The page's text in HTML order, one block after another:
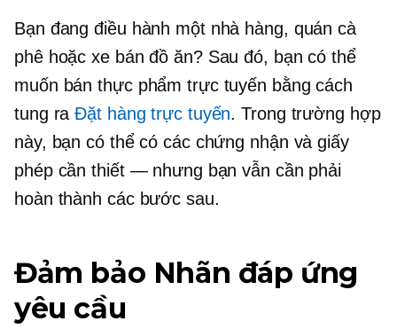
Bạn đang điều hành một nhà hàng, quán cà
phê hoặc xe bán đồ ăn? Sau đó, bạn có thể
muốn bán thực phẩm trực tuyến bằng cách
tung raĐặt hàng trực tuyến. Trong trường hợp
này, bạn có thể có các chứng nhận và giấy
phép cần thiết — nhưng bạn vẫn cần phải
hoàn thành các bước sau.
Đảm bảo Nhãn đáp ứng
yêu cầu